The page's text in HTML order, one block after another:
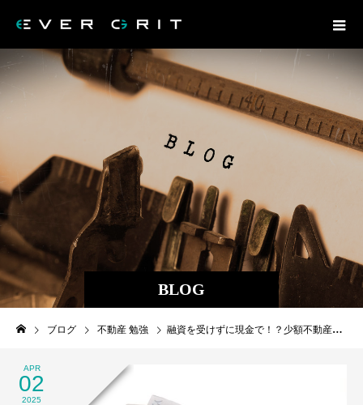
BLOG
ブログ 不動産 勉強 融資を受けずに現金で！？少額不動産投資のメリットとリスクは？
APR
02
2025